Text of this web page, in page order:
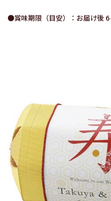
●賞味期限（目安）：お届け後 6